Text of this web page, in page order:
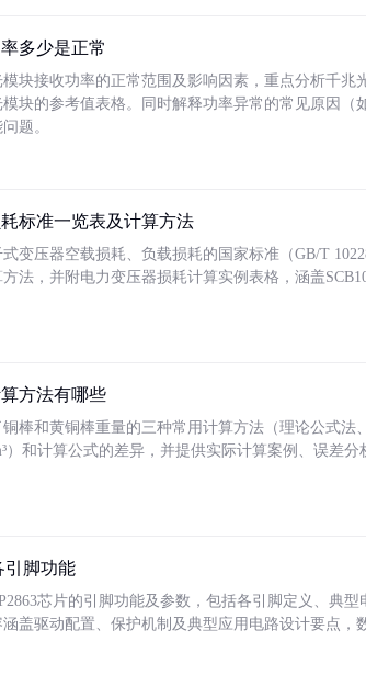
多少是正常
块接收功率的正常范围及影响因素，重点分析千兆
块的参考值表格。同时解释功率异常的常见原因
题。
标准一览表及计算方法
变压器空载损耗、负载损耗的国家标准（GB/T
法，并附电力变压器损耗计算实例表格，涵盖
方法有哪些
棒和黄铜棒重量的三种常用计算方法（理论公式法
）和计算公式的差异，并提供实际计算案例、误差
引脚功能
芯片的引脚功能及参数，包括各引脚定义、典
盖驱动配置、保护机制及典型应用电路设计要点，